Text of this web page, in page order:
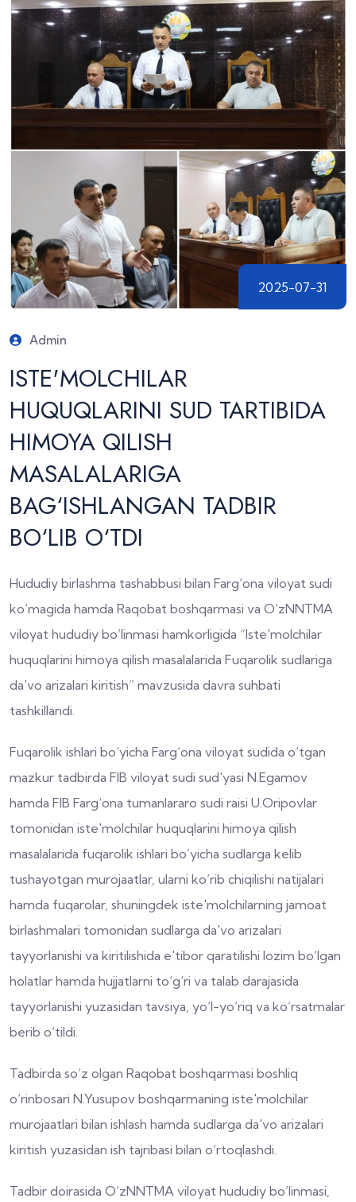
2025-07-31
Admin
ISTE'MOLCHILAR
HUQUQLARINI SUD TARTIBIDA
HIMOYA QILISH
MASALALARIGA
BAG‘ISHLANGAN TADBIR
BO‘LIB O‘TDI
Hududiy birlashma tashabbusi bilan Farg‘ona viloyat sudi
ko‘magida hamda Raqobat boshqarmasi va O‘zNNTMA
viloyat hududiy bo‘linmasi hamkorligida “Iste'molchilar
huquqlarini himoya qilish masalalarida Fuqarolik sudlariga
da'vo arizalari kiritish” mavzusida davra suhbati
tashkillandi.
Fuqarolik ishlari bo‘yicha Farg‘ona viloyat sudida o‘tgan
mazkur tadbirda FIB viloyat sudi sud'yasi N.Egamov
hamda FIB Farg‘ona tumanlararo sudi raisi U.Oripovlar
tomonidan iste'molchilar huquqlarini himoya qilish
masalalarida fuqarolik ishlari bo‘yicha sudlarga kelib
tushayotgan murojaatlar, ularni ko‘rib chiqilishi natijalari
hamda fuqarolar, shuningdek iste'molchilarning jamoat
birlashmalari tomonidan sudlarga da'vo arizalari
tayyorlanishi va kiritilishida e'tibor qaratilishi lozim bo‘lgan
holatlar hamda hujjatlarni to‘g‘ri va talab darajasida
tayyorlanishi yuzasidan tavsiya, yo‘l-yo‘riq va ko‘rsatmalar
berib o‘tildi.
Tadbirda so‘z olgan Raqobat boshqarmasi boshliq
o‘rinbosari N.Yusupov boshqarmaning iste'molchilar
murojaatlari bilan ishlash hamda sudlarga da'vo arizalari
kiritish yuzasidan ish tajribasi bilan o‘rtoqlashdi.
Tadbir doirasida O‘zNNTMA viloyat hududiy bo‘linmasi,